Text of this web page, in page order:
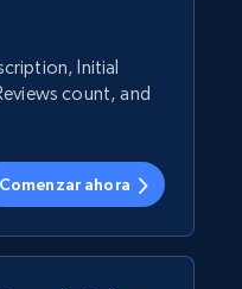
Initial
count, and
Comenzar ahora